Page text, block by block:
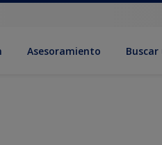
Asesoramiento